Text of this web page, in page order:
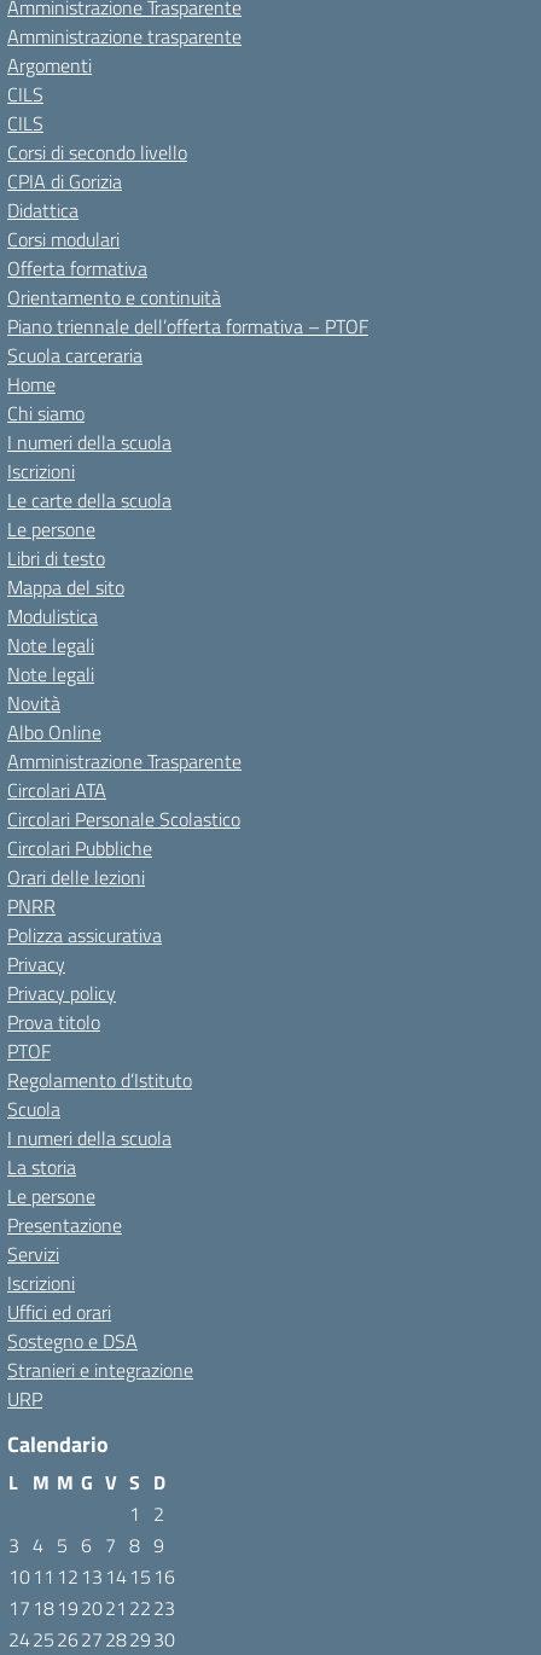
Amministrazione Trasparente
Amministrazione trasparente
Argomenti
CILS
CILS
Corsi di secondo livello
CPIA di Gorizia
Didattica
Corsi modulari
Offerta formativa
Orientamento e continuità
Piano triennale dell’offerta formativa – PTOF
Scuola carceraria
Home
Chi siamo
I numeri della scuola
Iscrizioni
Le carte della scuola
Le persone
Libri di testo
Mappa del sito
Modulistica
Note legali
Note legali
Novità
Albo Online
Amministrazione Trasparente
Circolari ATA
Circolari Personale Scolastico
Circolari Pubbliche
Orari delle lezioni
PNRR
Polizza assicurativa
Privacy
Privacy policy
Prova titolo
PTOF
Regolamento d’Istituto
Scuola
I numeri della scuola
La storia
Le persone
Presentazione
Servizi
Iscrizioni
Uffici ed orari
Sostegno e DSA
Stranieri e integrazione
URP
Calendario
L M M G V S D
1
2
3 4 5 6 7 8 9
1011 12 13 1415 16
17 18192021 2223
24252627282930